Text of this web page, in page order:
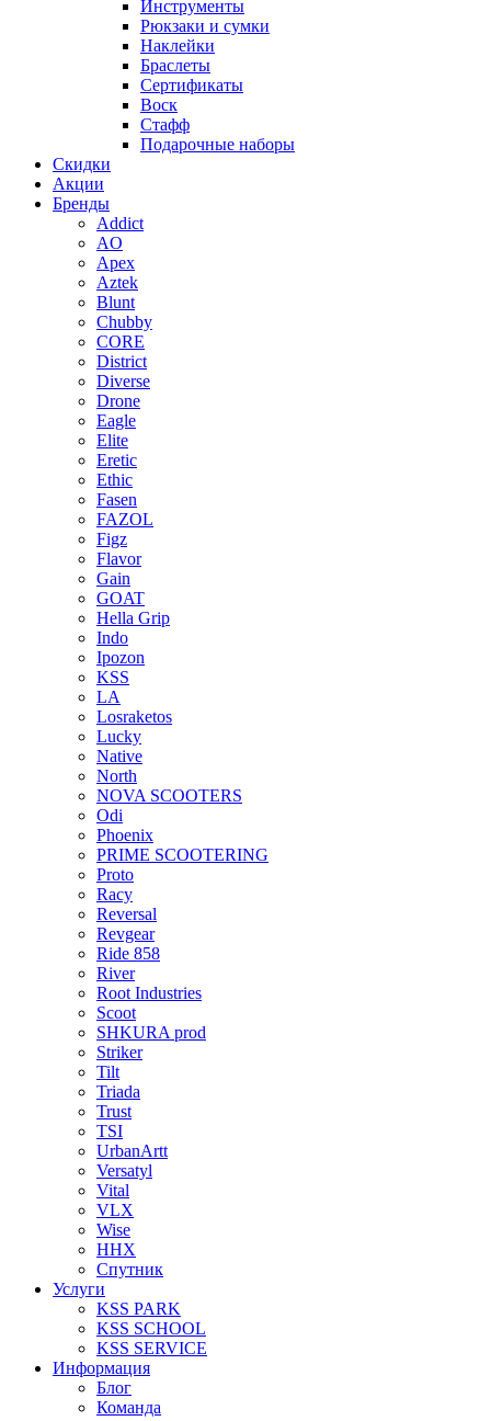
Инструменты
Рюкзаки и сумки
Наклейки
Браслеты
Сертификаты
Воск
Стафф
Подарочные наборы
Скидки
Акции
Бренды
Addict
AO
Apex
Aztek
Blunt
Chubby
CORE
District
Diverse
Drone
Eagle
Elite
Eretic
Ethic
Fasen
FAZOL
Figz
Flavor
Gain
GOAT
Hella Grip
Indo
Ipozon
KSS
LA
Losraketos
Lucky
Native
North
NOVA SCOOTERS
Odi
Phoenix
PRIME SCOOTERING
Proto
Racy
Reversal
Revgear
Ride 858
River
Root Industries
Scoot
SHKURA рrоd
Striker
Tilt
Triada
Trust
TSI
UrbanArtt
Versatyl
Vital
VLX
Wise
ННХ
Спутник
Услуги
KSS PARK
KSS SCHOOL
KSS SERVICE
Информация
Блог
Команда